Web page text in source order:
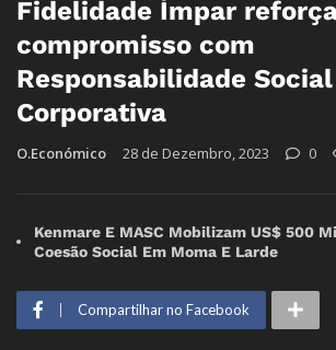
Fidelidade Ímpar
compromisso com
Responsabilidade Social
Corporativa
O.Económico 28 de Dezembro, 2023 0
Kenmare E MASC Mobilizam US$ 500
Coesão Social Em Moma E Larde
Compartilhar no Facebook